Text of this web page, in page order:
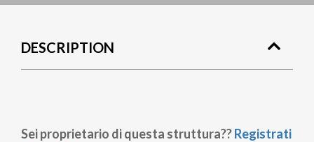
DESCRIPTION
Sei proprietario di questa struttura??Registrati